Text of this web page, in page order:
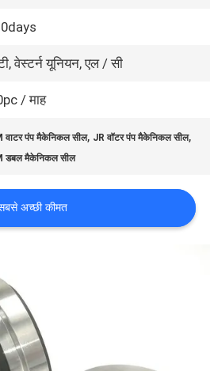
वेस्टर्न यूनियन, एल / सी
/ माह
वाटर पंप मैकेनिकल सील, JR वॉटर पंप मैकेनिकल सील,
डबल मैकेनिकल सील
अच्छी कीमत